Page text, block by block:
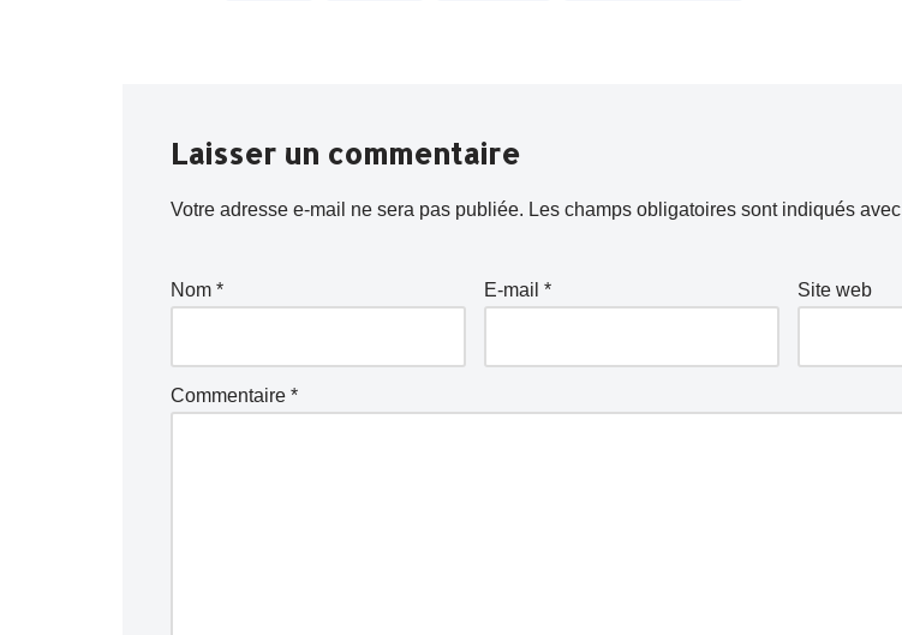
Laisser un commentaire
Votre adresse e-mail ne sera pas publiée. Les champs obligatoires sont indiqués avec
Nom * E-mail * Site web
Commentaire *